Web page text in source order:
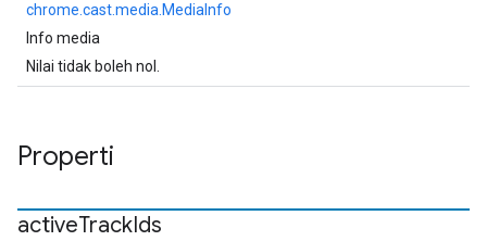
chrome.cast.media.MediaInfo
Info media
Nilai tidak boleh nol.
Properti
activeTrackIds